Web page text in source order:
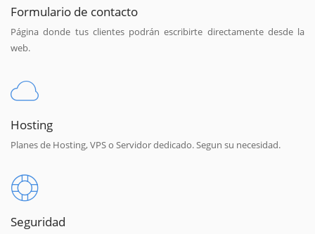
Formulario de contacto
Página donde tus clientes podrán escribirte directamente desde la
web.
Hosting
Planes de Hosting, VPS o Servidor dedicado. Segun su necesidad.
Seguridad